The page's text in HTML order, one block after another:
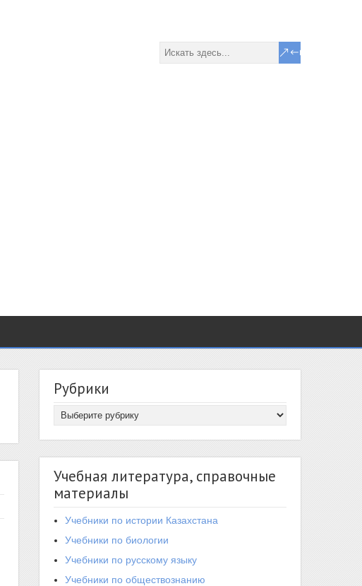
Рубрики
Учебная литература, справочные
материалы
Учебники по истории Казахстана
Учебники по биологии
Учебники по русскому языку
Учебники по обществознанию